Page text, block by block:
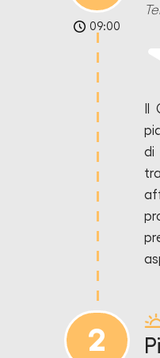
09:00
Il
di
2